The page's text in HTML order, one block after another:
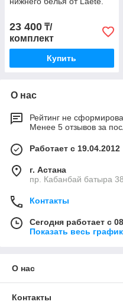
23 400 ₸/
комплект
Купить
О нас
Рейтинг не
Менее 5 отзывов за
Работает с 19.04.2012
г. Астана
пр. Кабанбай батыра
Контакты
Сегодня работает с
Показать весь
О нас
Контакты